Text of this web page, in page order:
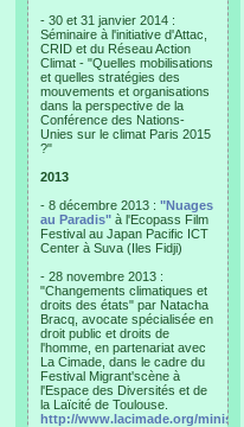
- 30 et 31 janvier 2014 :
Séminaire à l'initiative d'Attac,
CRID et du Réseau Action
Climat - "Quelles mobilisations
et quelles stratégies des
mouvements et organisations
dans la perspective de la
Conférence des Nations-
Unies sur le climat Paris 2015
?"
2013
- 8 décembre 2013 : "Nuages
au Paradis" à l'Ecopass Film
Festival au Japan Pacific ICT
Center à Suva (Iles Fidji)
- 28 novembre 2013 :
"Changements climatiques et
droits des états" par Natacha
Bracq, avocate spécialisée en
droit public et droits de
l'homme, en partenariat avec
La Cimade, dans le cadre du
Festival Migrant'scène à
l'Espace des Diversités et de
la Laïcité de Toulouse.
http://www.lacimade.org/